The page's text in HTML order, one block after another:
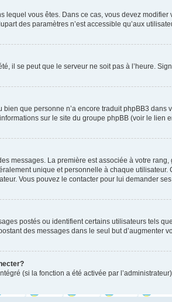
vous êtes. Dans ce cas, vous devez
des paramètres n’est accessible qu’aux
il se peut que le serveur ne soit pas à l’heure.
que personne n’a encore traduit phpBB3
sur le site du groupe phpBB (voir le lien
messages. La première est associée à votre
unique et personnelle à chaque
Vous pouvez le contacter pour lui demander ses
postés ou identifient certains utilisateurs tels
des messages dans le seul but
(si la fonction a été activée par